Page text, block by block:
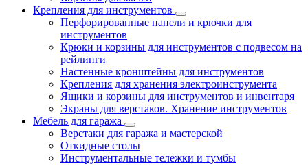
Крепления для инструментов
Перфорированные панели и крючки для
инструментов
Крюки и корзины для инструментов с подвесом на
рейлинги
Настенные кронштейны для инструментов
Крепления для хранения электроинструмента
Ящики и корзины для инструментов и инвентаря
Экраны для верстаков. Хранение инструментов
Мебель для гаража
Верстаки для гаража и мастерской
Откидные столы
Инструментальные тележки и тумбы